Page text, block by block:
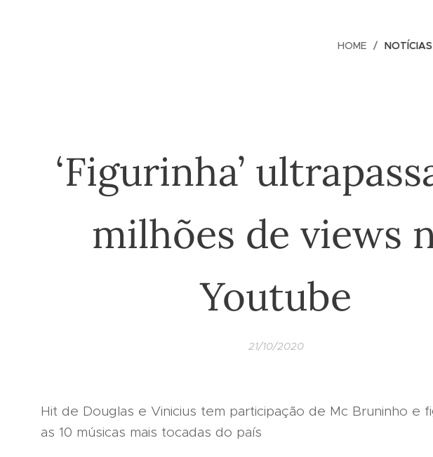
HOME NOTÍCIAS
‘Figurinha’
milhões de views
Youtube
21/10/2020
Hit de Douglas e Vinicius tem participação de Mc Bruninho e
as 10 músicas mais tocadas do país